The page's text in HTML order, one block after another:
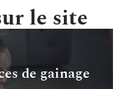
le site
de gainage